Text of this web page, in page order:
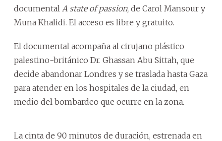
documental A state of passion, de Carol Mansour y
Muna Khalidi. El acceso es libre y gratuito.
El documental acompaña al cirujano plástico
palestino-británico Dr. Ghassan Abu Sittah, que
decide abandonar Londres y se traslada hasta Gaza
para atender en los hospitales de la ciudad, en
medio del bombardeo que ocurre en la zona.
La cinta de 90 minutos de duración, estrenada en